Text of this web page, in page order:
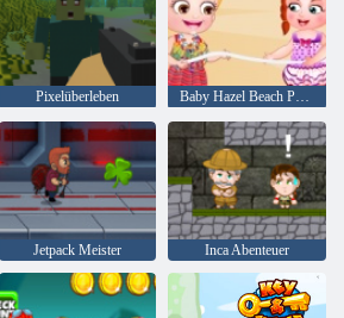
Pixelüberleben Baby Hazel Beach Party
Jetpack Meister Inca Abenteuer